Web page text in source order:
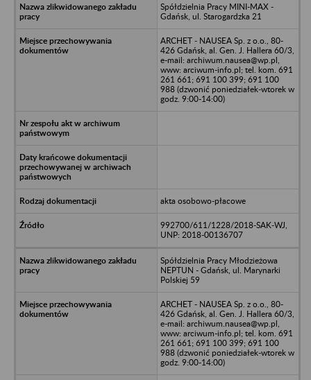
Spółdzielnia Pracy MINI-MAX -
Gdańsk, ul. Starogardzka 21
ARCHET - NAUSEA Sp. z o.o., 80-
426 Gdańsk, al. Gen. J. Hallera 60/3,
e-mail: archiwum.nausea@wp.pl,
www: arciwum-info.pl; tel. kom. 691
261 661; 691 100 399; 691 100
988 (dzwonić poniedziałek-wtorek w
godz. 9:00-14:00)
akta osobowo-płacowe
992700/611/1228/2018-SAK-WJ,
UNP: 2018-00136707
Spółdzielnia Pracy Młodzieżowa
NEPTUN - Gdańsk, ul. Marynarki
Polskiej 59
ARCHET - NAUSEA Sp. z o.o., 80-
426 Gdańsk, al. Gen. J. Hallera 60/3,
e-mail: archiwum.nausea@wp.pl,
www: arciwum-info.pl; tel. kom. 691
261 661; 691 100 399; 691 100
988 (dzwonić poniedziałek-wtorek w
godz. 9:00-14:00)